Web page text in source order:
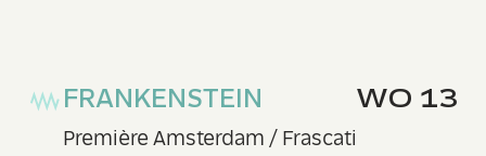
WO 13
FRANKENSTEIN
Première Amsterdam / Frascati